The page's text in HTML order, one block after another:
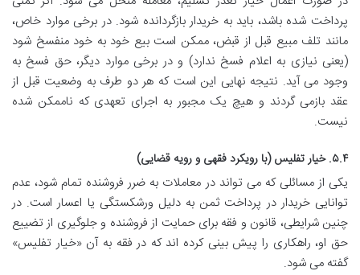
پرداخت شده باشد، باید به خریدار بازگردانده شود. در برخی موارد خاص،
مانند تلف مبیع قبل از قبض، ممکن است بیع خود به خود منفسخ شود
(یعنی نیازی به اعلام فسخ ندارد) و در برخی موارد دیگر، حق فسخ به
وجود می آید. نتیجه نهایی این است که هر دو طرف به وضعیت قبل از
عقد بازمی گردند و هیچ یک مجبور به اجرای تعهدی که ناممکن شده
نیست.
۵.۴. خیار تفلیس (با رویکرد فقهی و رویه قضایی)
یکی از مسائلی که می تواند در معاملات به ضرر فروشنده تمام شود، عدم
توانایی خریدار در پرداخت ثمن به دلیل ورشکستگی یا اعسار است. در
چنین شرایطی، قانون و فقه برای حمایت از فروشنده و جلوگیری از تضییع
حق او، راهکاری را پیش بینی کرده اند که در فقه به آن «خیار تفلیس»
گفته می شود.